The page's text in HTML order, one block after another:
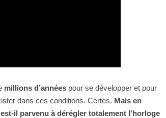
millions d’années pour se développer et pour
dans ces conditions. Certes. Mais en
il parvenu à dérégler totalement l'horloge